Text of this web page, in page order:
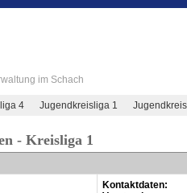
im Schach
4 Jugendkreisliga 1
- Kreisliga 1
Kontaktdaten: